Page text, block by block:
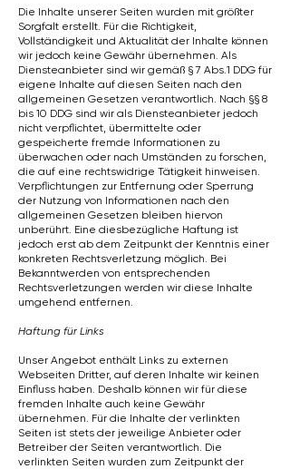
Die Inhalte unserer Seiten wurden mit größter
Sorgfalt erstellt. Für die Richtigkeit,
Vollständigkeit und Aktualität der Inhalte können
wir jedoch keine Gewähr übernehmen. Als
Diensteanbieter sind wir gemäß § 7 Abs.1 DDG für
eigene Inhalte auf diesen Seiten nach den
allgemeinen Gesetzen verantwortlich. Nach §§ 8
bis 10 DDG sind wir als Diensteanbieter jedoch
nicht verpflichtet, übermittelte oder
gespeicherte fremde Informationen zu
überwachen oder nach Umständen zu forschen,
die auf eine rechtswidrige Tätigkeit hinweisen.
Verpflichtungen zur Entfernung oder Sperrung
der Nutzung von Informationen nach den
allgemeinen Gesetzen bleiben hiervon
unberührt. Eine diesbezügliche Haftung ist
jedoch erst ab dem Zeitpunkt der Kenntnis einer
konkreten Rechtsverletzung möglich. Bei
Bekanntwerden von entsprechenden
Rechtsverletzungen werden wir diese Inhalte
umgehend entfernen.
Haftung für Links
Unser Angebot enthält Links zu externen
Webseiten Dritter, auf deren Inhalte wir keinen
Einfluss haben. Deshalb können wir für diese
fremden Inhalte auch keine Gewähr
übernehmen. Für die Inhalte der verlinkten
Seiten ist stets der jeweilige Anbieter oder
Betreiber der Seiten verantwortlich. Die
verlinkten Seiten wurden zum Zeitpunkt der